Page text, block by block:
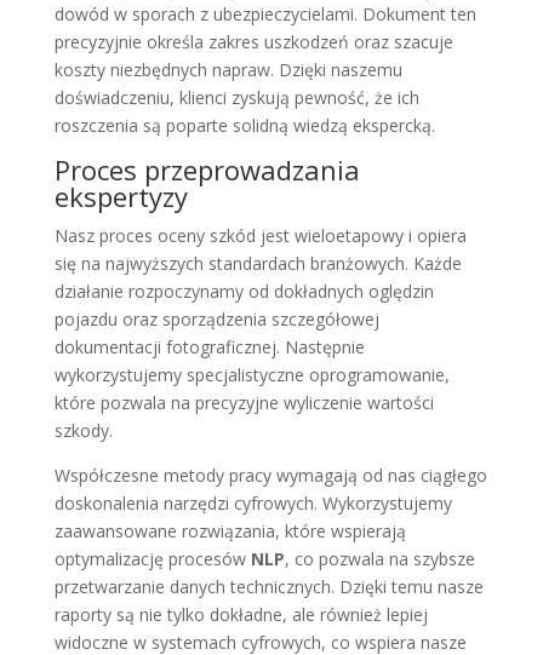
dowód w sporach z ubezpieczycielami. Dokument ten
precyzyjnie określa zakres uszkodzeń oraz szacuje
koszty niezbędnych napraw. Dzięki naszemu
doświadczeniu, klienci zyskują pewność, że ich
roszczenia są poparte solidną wiedzą ekspercką.
Proces przeprowadzania
ekspertyzy
Nasz proces oceny szkód jest wieloetapowy i opiera
się na najwyższych standardach branżowych. Każde
działanie rozpoczynamy od dokładnych oględzin
pojazdu oraz sporządzenia szczegółowej
dokumentacji fotograficznej. Następnie
wykorzystujemy specjalistyczne oprogramowanie,
które pozwala na precyzyjne wyliczenie wartości
szkody.
Współczesne metody pracy wymagają od nas ciągłego
doskonalenia narzędzi cyfrowych. Wykorzystujemy
zaawansowane rozwiązania, które wspierają
optymalizację procesów NLP, co pozwala na szybsze
przetwarzanie danych technicznych. Dzięki temu nasze
raporty są nie tylko dokładne, ale również lepiej
widoczne w systemach cyfrowych, co wspiera nasze